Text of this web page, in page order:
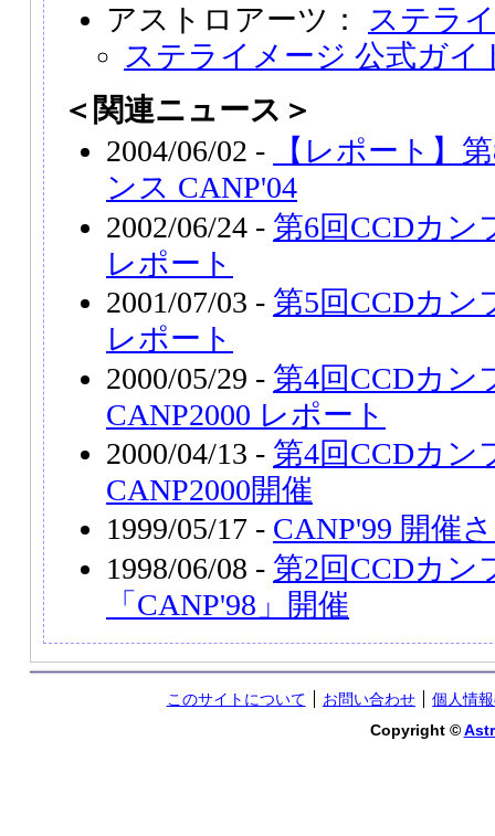
アストロアーツ：
ステラ
ステライメージ 公式ガイ
＜関連ニュース＞
2004/06/02 -
【レポート】
ンス CANP'04
2002/06/24 - 第6回CCDカン
レポート
2001/07/03 - 第5回CCDカン
レポート
2000/05/29 - 第4回CCDカン
CANP2000 レポート
2000/04/13 - 第4回CCDカン
CANP2000開催
1999/05/17 - CANP'99 開催
1998/06/08 - 第2回CCDカン
「CANP'98」開催
このサイトについて お問い合わせ
個人情
Copyright ©